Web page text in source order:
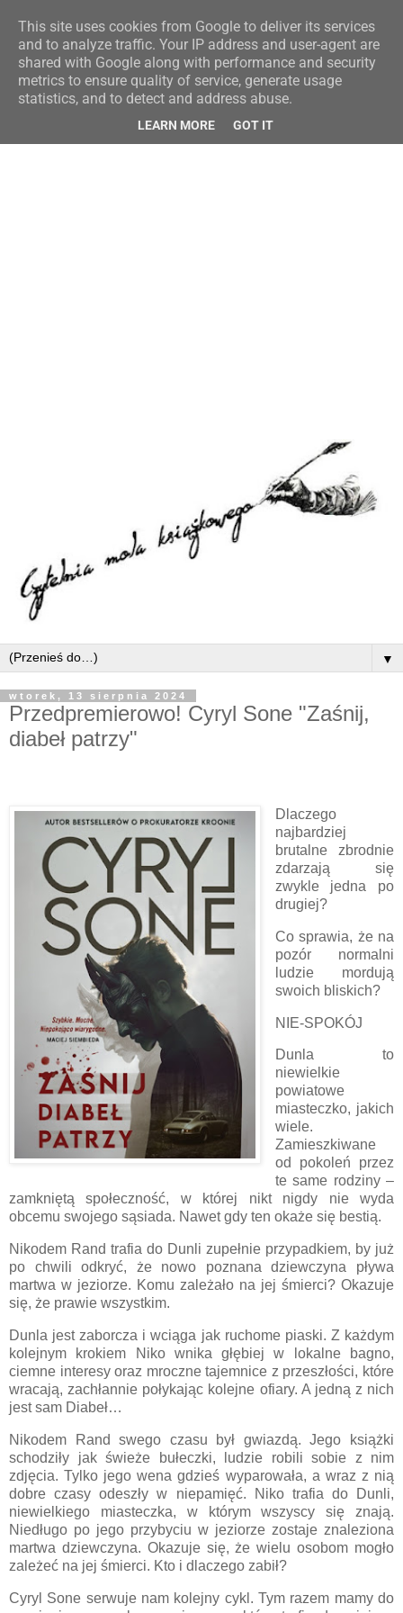
▼
wtorek, 13 sierpnia 2024
Przedpremierowo! Cyryl Sone "Zaśnij,
diabeł patrzy"
Dlaczego
najbardziej
brutalne zbrodnie
zdarzają się
zwykle jedna po
drugiej?
Co sprawia, że na
pozór normalni
ludzie mordują
swoich bliskich?
NIE-SPOKÓJ
Dunla to
niewielkie
powiatowe
miasteczko, jakich
wiele.
Zamieszkiwane
od pokoleń przez
te same rodziny –
zamkniętą społeczność, w której nikt nigdy nie wyda
obcemu swojego sąsiada. Nawet gdy ten okaże się bestią.
Nikodem Rand trafia do Dunli zupełnie przypadkiem, by już
po chwili odkryć, że nowo poznana dziewczyna pływa
martwa w jeziorze. Komu zależało na jej śmierci? Okazuje
się, że prawie wszystkim.
Dunla jest zaborcza i wciąga jak ruchome piaski. Z każdym
kolejnym krokiem Niko wnika głębiej w lokalne bagno,
ciemne interesy oraz mroczne tajemnice z przeszłości, które
wracają, zachłannie połykając kolejne ofiary. A jedną z nich
jest sam Diabeł…
Nikodem Rand swego czasu był gwiazdą. Jego książki
schodziły jak świeże bułeczki, ludzie robili sobie z nim
zdjęcia. Tylko jego wena gdzieś wyparowała, a wraz z nią
dobre czasy odeszły w niepamięć. Niko trafia do Dunli,
niewielkiego miasteczka, w którym wszyscy się znają.
Niedługo po jego przybyciu w jeziorze zostaje znaleziona
martwa dziewczyna. Okazuje się, że wielu osobom mogło
zależeć na jej śmierci. Kto i dlaczego zabił?
Cyryl Sone serwuje nam kolejny cykl. Tym razem mamy do
This site uses cookies from Google to deliver its services
and to analyze traffic. Your IP address and user-agent are
shared with Google along with performance and security
metrics to ensure quality of service, generate usage
statistics, and to detect and address abuse.
LEARN MORE GOT IT